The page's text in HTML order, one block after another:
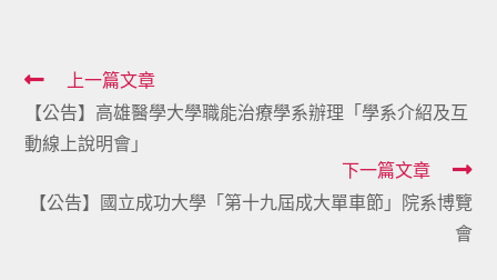
Read
more
articles
上一篇文章
【公告】高雄醫學大學職能治療學系辦理「學系介紹及互
動線上說明會」
下一篇文章
【公告】國立成功大學「第十九屆成大單車節」院系博覽
會